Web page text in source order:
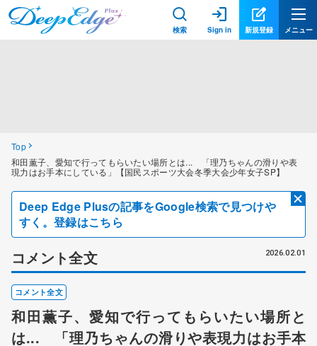
検索 Sign in 新規登録 メニュー
Top
和田薫子、愛知で行ってもらいたい場所とは... 「理乃ちゃんの滑りや表
現力はお手本にしている」【国民スポーツ大会冬季大会少年女子SP】
Deep Edge Plusの記事をGoogle検索で見つけや
すく。登録はこちら
コメント全文 2026.02.01
コメント全文
和田薫子、愛知で行ってもらいたい場所と
は... 「理乃ちゃんの滑りや表現力はお手本